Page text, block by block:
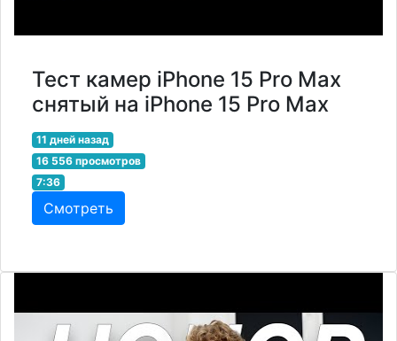
Тест камер iPhone 15 Pro Max
снятый на iPhone 15 Pro Max
11 дней назад
16 556 просмотров
7:36
Смотреть